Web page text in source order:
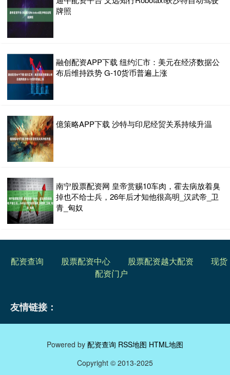
牌照
融创配资APP下载 纽约汇市：美元在经济数据公
布后维持跌势 G-10货币普遍上涨
億策略APP下载 沙特与印尼经贸关系持续升温
南宁股票配资网 皇帝赏赐10车肉，霍去病放着臭
掉也不给士兵，26年后才知他很高明_汉武帝_卫
青_匈奴
配资查询 股票配资中心 股票配资越大配资
现货
配资门户
友情链接：
Powered by 配资查询 RSS地图 HTML地图
Copyright © 2013-2025